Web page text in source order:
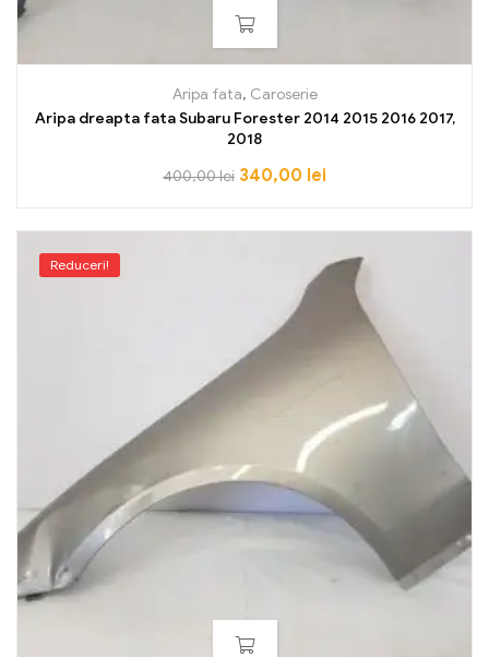
Aripa fata, Caroserie
Aripa dreapta fata Subaru Forester 2014 2015 2016 2017,
2018
400,00lei 340,00 lei
Reduceri!